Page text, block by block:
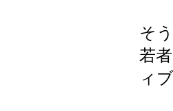
そ
若
ィ